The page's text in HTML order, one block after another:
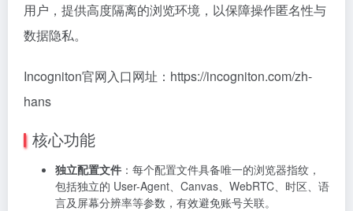
用户，提供高度隔离的浏览环境，以保障操作匿名性与
数据隐私。
Incogniton官网入口网址：https://incogniton.com/zh-
hans
核心功能
独立配置文件 ：每个配置文件具备唯一的浏览器指纹，
包括独立的 User-Agent、Canvas、WebRTC、时区、语
言及屏幕分辨率等参数，有效避免账号关联。